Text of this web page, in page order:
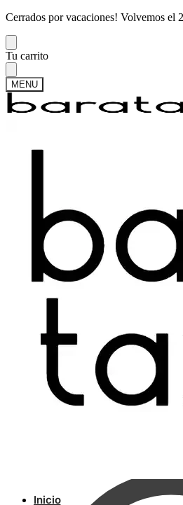
Cerrados por vacaciones! Volvemos el
Skip
to
navigation
Skip
to
content
Tu carrito
MENU
Mi cuenta
Inicio